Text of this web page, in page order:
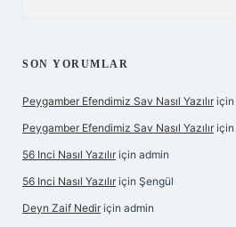
SON YORUMLAR
Peygamber Efendimiz Sav Nasıl Yazılır için
Peygamber Efendimiz Sav Nasıl Yazılır için
56 Inci Nasıl Yazılır için admin
56 Inci Nasıl Yazılır için Şengül
Deyn Zaif Nedir için admin